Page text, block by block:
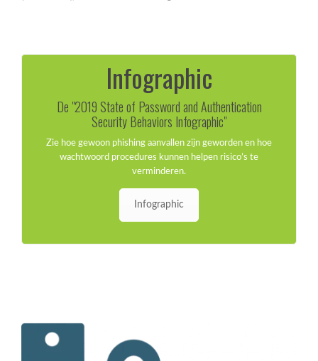
Infographic
De "2019 State of Password and Authentication
Security Behaviors Infographic"
Zie hoe gewoon phishing aanvallen zijn geworden en hoe
wachtwoord procedures kunnen helpen risico’s te
verminderen.
Infographic